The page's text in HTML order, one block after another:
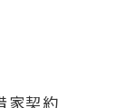
家契約